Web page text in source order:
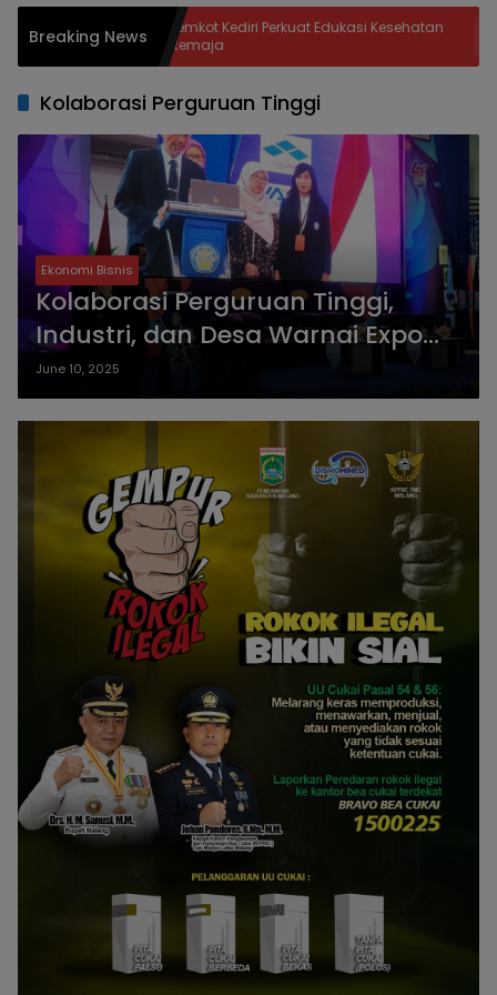
Breaking NewsPemkot Kediri Perkuat Edukasi Kesehatan
Remaja
PB
Kolaborasi Perguruan Tinggi
Ekonomi Bisnis
Kolaborasi Perguruan Tinggi,
Industri, dan Desa Warnai Expo
Riset Polinema
June 10, 2025